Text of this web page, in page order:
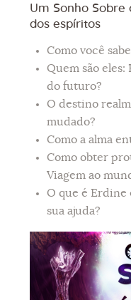
Um Sonho Sobre
dos espíritos
Como você
Quem são
do futuro?
O destino
mudado?
Como a alma
Como obter
Viagem ao
O que é Erdine
sua ajuda?